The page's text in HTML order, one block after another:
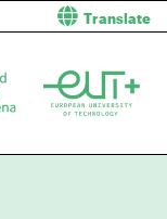
Translate